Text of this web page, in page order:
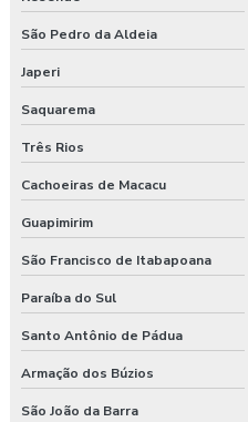
São Pedro da Aldeia
Japeri
Saquarema
Três Rios
Cachoeiras de Macacu
Guapimirim
São Francisco de Itabapoana
Paraíba do Sul
Santo Antônio de Pádua
Armação dos Búzios
São João da Barra